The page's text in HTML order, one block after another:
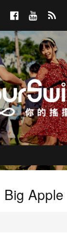
a
c
e
b
o
o
k
o
u
T
u
b
e
S
S
Big Apple